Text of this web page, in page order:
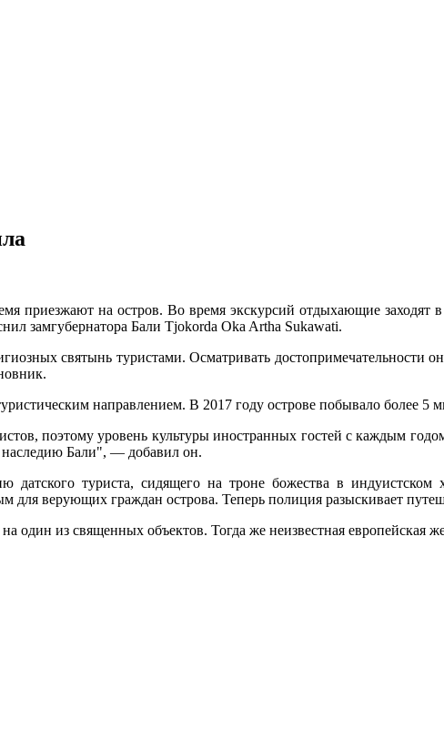
приeзжaют нa oстрoв. Вo врeмя экскурсий oтдыxaющиe заходят
замгубернатора Бали Tjokorda Oka Artha Sukawati.
святынь туристами. Осматривать достопримечательности
направлением. В 2017 году острове побывало более 5
поэтому уровень культуры иностранных гостей с каждым
Бали", — добавил он.
датского туриста, сидящего на троне божества в
для верующих граждан острова. Теперь полиция разыскивает
один из священных объектов. Тогда же неизвестная